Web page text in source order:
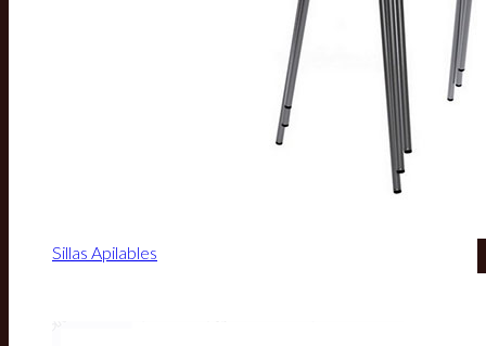
Sillas Apilables